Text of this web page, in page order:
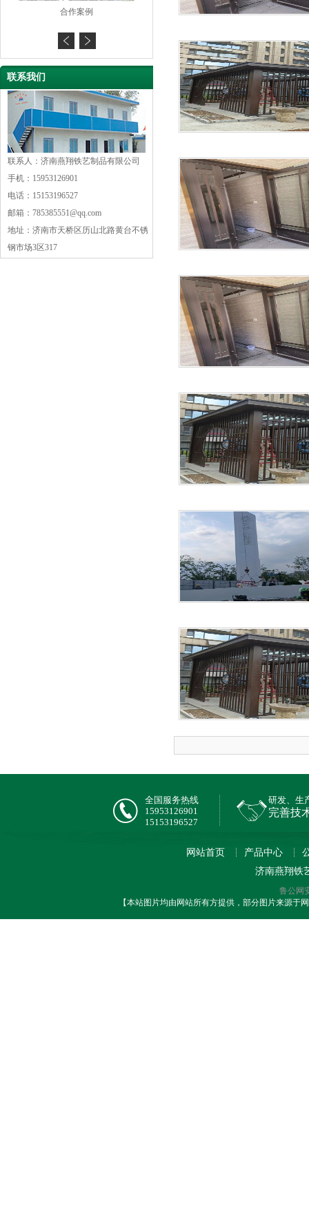
合作案例 合作案例
联系我们
联系人：济南燕翔铁艺制品有限公司
手机：15953126901
电话：15153196527
邮箱：785385551@qq.com
地址：济南市天桥区历山北路黄台不锈
钢市场3区317
全国服务热线
15953126901
15153196527
研发、生
完善技
网站首页 产品中心
济南燕翔铁
鲁公网
【本站图片均由网站所有方提供，部分图片来源